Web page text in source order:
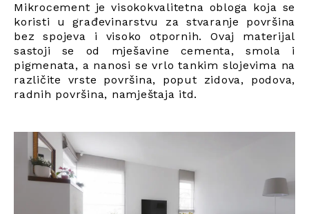
Mikrocement je visokokvalitetna obloga koja se
koristi u građevinarstvu za stvaranje površina
bez spojeva i visoko otpornih. Ovaj materijal
sastoji se od mješavine cementa, smola i
pigmenata, a nanosi se vrlo tankim slojevima na
različite vrste površina, poput zidova, podova,
radnih površina, namještaja itd.